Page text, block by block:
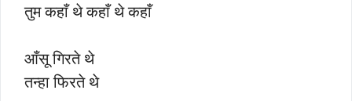
तुम कहाँ थे कहाँ थे कहाँ
आँसू गिरते थे
तन्हा फिरते थे